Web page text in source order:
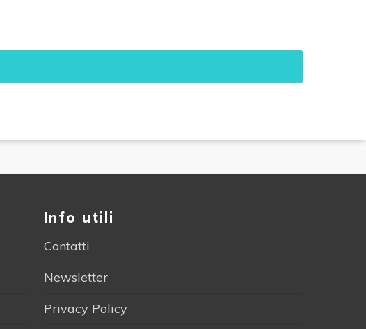
Info utili
Contatti
Newsletter
Privacy Policy